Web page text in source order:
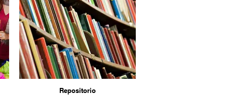
Repositorio